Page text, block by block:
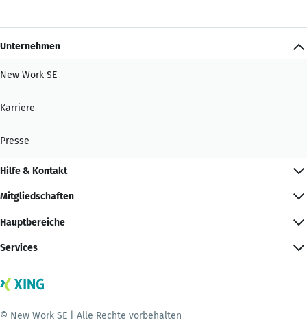
Unternehmen
New Work SE
Karriere
Presse
Hilfe & Kontakt
Mitgliedschaften
Hauptbereiche
Services
© New Work SE | Alle Rechte vorbehalten